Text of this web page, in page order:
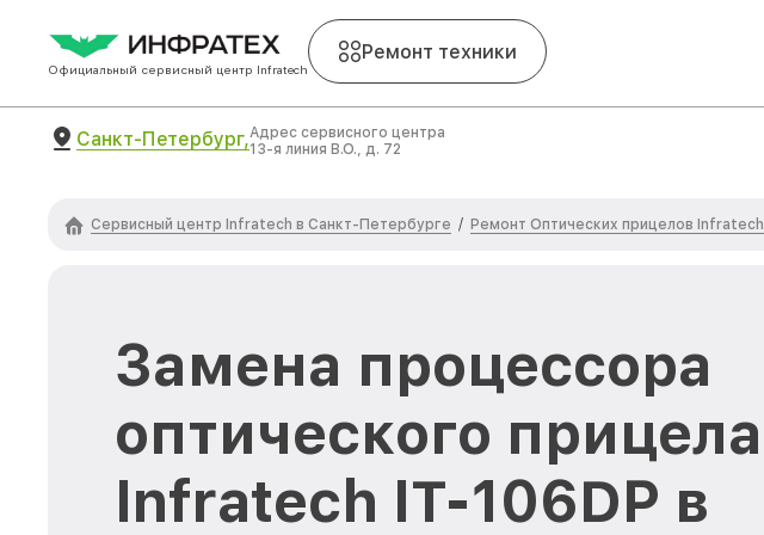
Официальный сервисный центр Infratech
Ремонт техники
Санкт-Петербург,Адрес сервисного центра
13-я линия В.О., д. 72
Сервисный центр Infratech в Санкт-Петербурге / Ремонт Оптических прицелов Infratech
Замена процессора
оптического прицела
Infratech IT-106DP в